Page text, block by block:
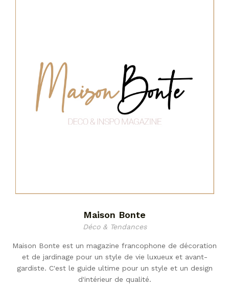
Maison Bonte
Déco & Tendances
Maison Bonte est un magazine francophone de décoration
et de jardinage pour un style de vie luxueux et avant-
gardiste. C'est le guide ultime pour un style et un design
d'intérieur de qualité.